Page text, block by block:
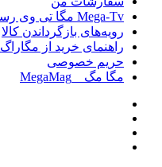
Mega-Tv مگا تی وی رسانه فرش و قالی ایران
رویه‌های بازگرداندن کالا
راهنمای خرید از مگاراگ
حریم خصوصی
مگا مگ _ MegaMag